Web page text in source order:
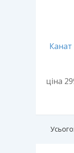
Канат
ціна